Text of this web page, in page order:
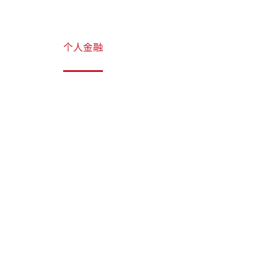
个人金融